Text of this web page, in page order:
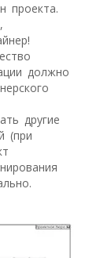
проекта.
должно
другие
(при